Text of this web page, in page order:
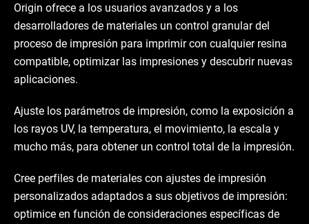
Origin ofrece a los usuarios avanzados y a los
desarrolladores de materiales un control granular del
proceso de impresión para imprimir con cualquier resina
compatible, optimizar las impresiones y descubrir nuevas
aplicaciones.
Ajuste los parámetros de impresión, como la exposición a
los rayos UV, la temperatura, el movimiento, la escala y
mucho más, para obtener un control total de la impresión.
Cree perfiles de materiales con ajustes de impresión
personalizados adaptados a sus objetivos de impresión:
optimice en función de consideraciones específicas de